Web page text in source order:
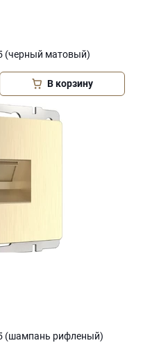
(черный матовый)
В корзину
(шампань рифленый)